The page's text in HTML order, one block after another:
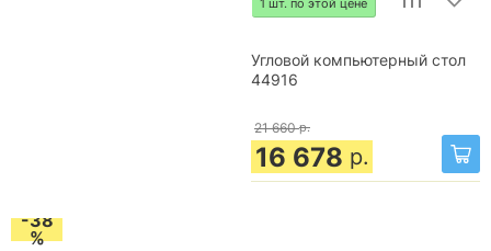
1 шт. по этой цене
Угловой компьютерный стол
44916
21 660 р.
16 678 р.
-38
%